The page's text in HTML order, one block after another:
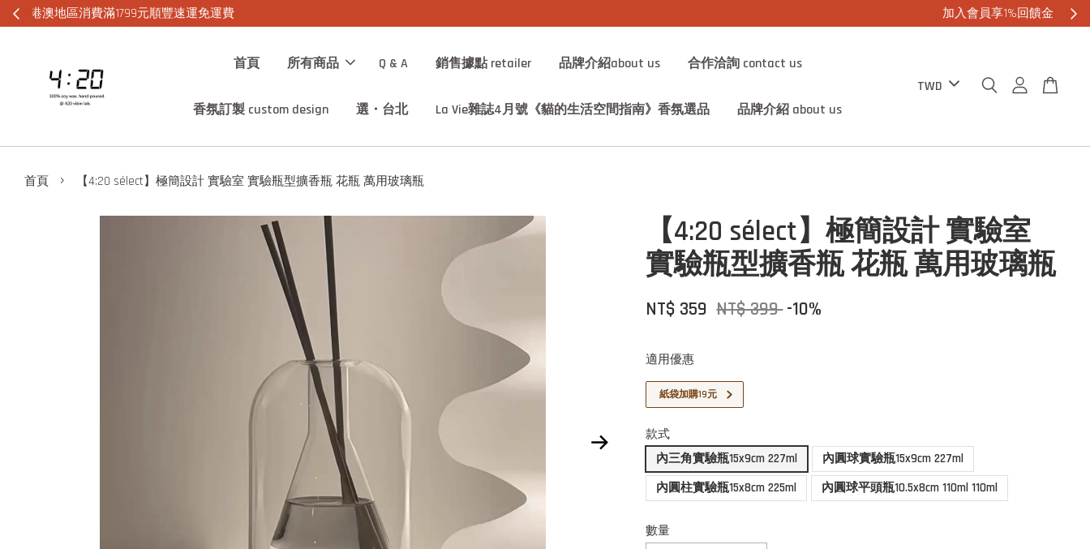
首頁 所有商品 Q & A 銷售據點 retailer 品牌介紹about us 合作洽詢 contact us
香氛訂製 custom design 選・台北 La Vie雜誌4月號《貓的生活空間指南》香氛選品 品牌介紹 about us
首頁 › 【4:20 sélect】極簡設計 實驗室 實驗瓶型擴香瓶 花瓶 萬用玻璃瓶
【4:20 sélect】極簡設計 實驗室
實驗瓶型擴香瓶 花瓶 萬用玻璃瓶
NT$ 359 NT$ 399-10%
適用優惠
紙袋加購19元
款式
內三角實驗瓶15x9cm 227ml
內圓球實驗瓶15x9cm 227ml
內圓柱實驗瓶15x8cm 225ml
內圓球平頭瓶10.5x8cm 110ml 110ml
數量